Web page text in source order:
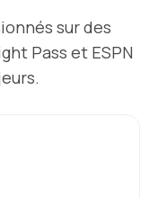
sur des
Pass et ESPN